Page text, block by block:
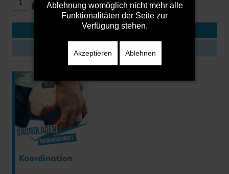
Ablehnung womöglich nicht mehr alle
Funktionalitäten der Seite zur
Verfügung stehen.
Akzeptieren Ablehnen